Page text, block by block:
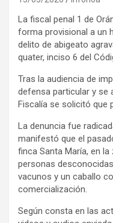
La fiscal penal 1 de
forma provisional a un
delito de abigeato
quater, inciso 6 del
Tras la audiencia de
defensa particular y se
Fiscalía se solicitó que
La denuncia fue
manifestó que el
finca Santa María, en la
personas
vacunos y un caballo
comercialización.
Según consta en las